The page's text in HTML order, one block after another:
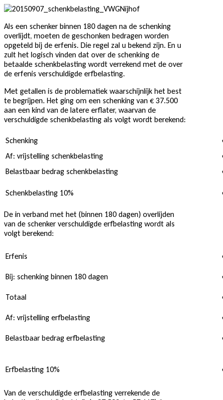
Als een schenker binnen 180 dagen na de schenking
overlijdt, moeten de geschonken bedragen worden
opgeteld bij de erfenis. Die regel zal u bekend zijn. En u
zult het logisch vinden dat over de schenking de
betaalde schenkbelasting wordt verrekend met de over
de erfenis verschuldigde erfbelasting.
Met getallen is de problematiek waarschijnlijk het best
te begrijpen. Het ging om een schenking van € 37.500
aan een kind van de latere erflater, waarvan de
verschuldigde schenkbelasting als volgt wordt berekend:
Schenking
Af: vrijstelling schenkbelasting
Belastbaar bedrag schenkbelasting
Schenkbelasting 10%
De in verband met het (binnen 180 dagen) overlijden
van de schenker verschuldigde erfbelasting wordt als
volgt berekend:
Erfenis
Bij: schenking binnen 180 dagen
Totaal
Af: vrijstelling erfbelasting
Belastbaar bedrag erfbelasting
Erfbelasting 10%
Van de verschuldigde erfbelasting verrekende de